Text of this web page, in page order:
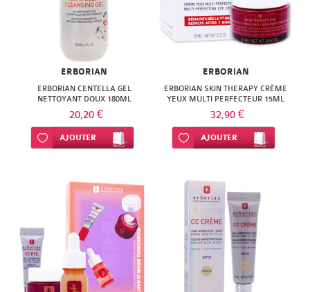
ERBORIAN
ERBORIAN CENTELLA GEL
NETTOYANT DOUX 180ML
20,20 €
Ajouter à ma liste d’envie
AJOUTER
ERBORIAN
ERBORIAN SKIN THERAPY CRÈME
YEUX MULTI PERFECTEUR 15ML
32,90 €
Ajouter à ma liste d’envie
AJOUTER